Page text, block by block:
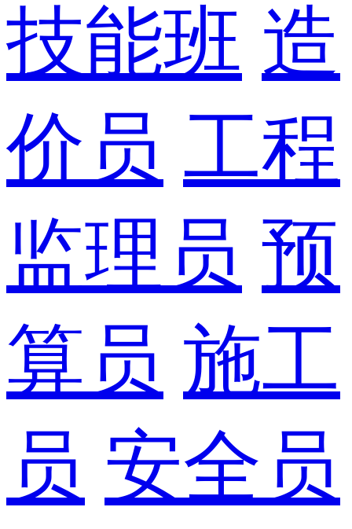
技能班 造
价员 工程
监理员 预
算员 施工
员 安全员